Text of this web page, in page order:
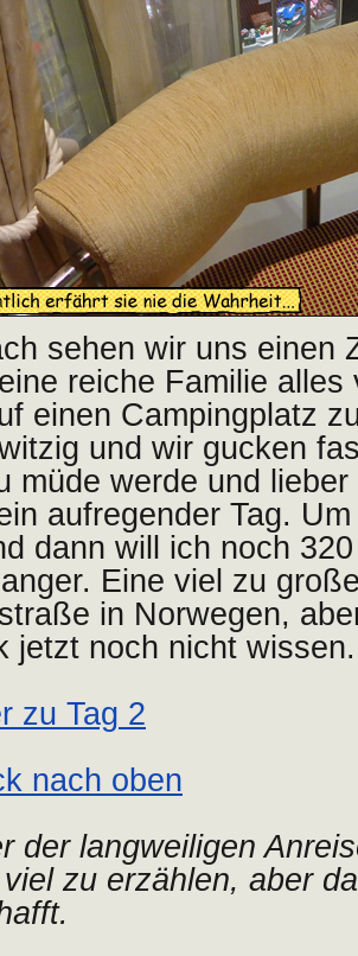
sehen wir uns einen
reiche Familie
einen Campingplatz
und wir gucken
müde werde und
aufregender Tag.
dann will ich noch
Eine viel zu
in Norwegen,
jetzt noch nicht
zu Tag 2
nach oben
der langweiligen
zu erzählen, aber